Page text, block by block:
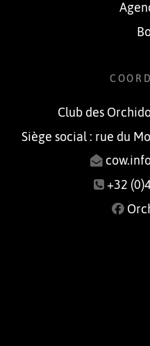
Club des
Siège social : rue du
+32